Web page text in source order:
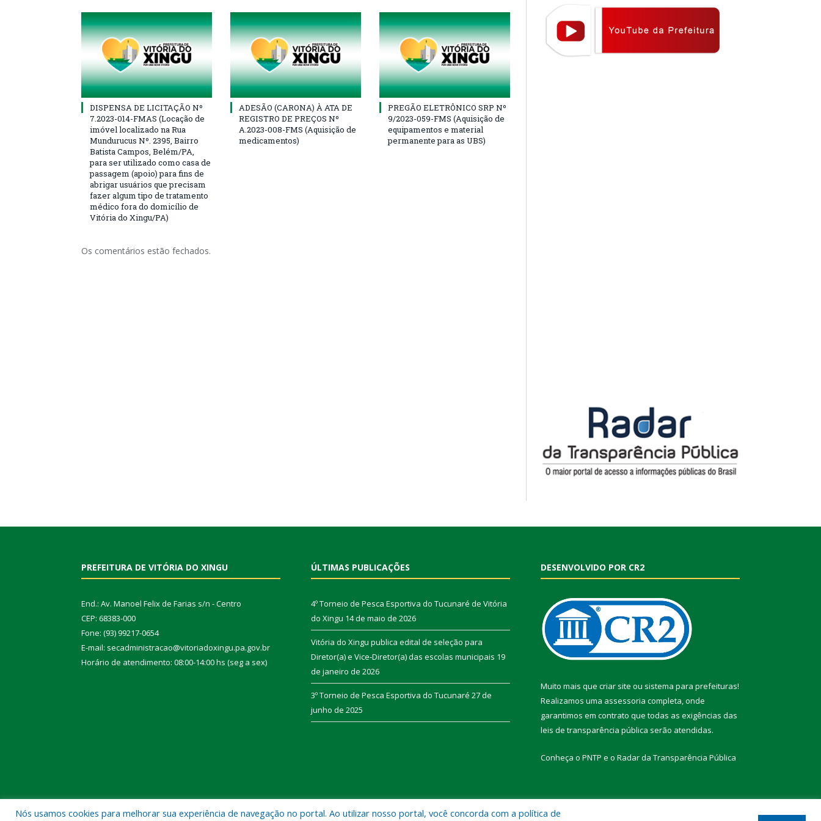
DISPENSA DE LICITAÇÃO Nº
7.2023-014-FMAS (Locação de
imóvel localizado na Rua
Mundurucus Nº. 2395, Bairro
Batista Campos, Belém/PA,
para ser utilizado como casa de
passagem (apoio) para fins de
abrigar usuários que precisam
fazer algum tipo de tratamento
médico fora do domicílio de
Vitória do Xingu/PA)
ADESÃO (CARONA) À ATA DE
REGISTRO DE PREÇOS Nº
A.2023-008-FMS (Aquisição de
medicamentos)
PREGÃO ELETRÔNICO SRP Nº
9/2023-059-FMS (Aquisição de
equipamentos e material
permanente para as UBS)
Os comentários estão fechados.
PREFEITURA DE VITÓRIA DO XINGU
End.: Av. Manoel Felix de Farias s/n - Centro
CEP: 68383-000
Fone: (93) 99217-0654
E-mail: secadministracao@vitoriadoxingu.pa.gov.br
Horário de atendimento: 08:00-14:00 hs (seg a sex)
ÚLTIMAS PUBLICAÇÕES
4º Torneio de Pesca Esportiva do Tucunaré de Vitória
do Xingu 14 de maio de 2026
Vitória do Xingu publica edital de seleção para
Diretor(a) e Vice-Diretor(a) das escolas municipais 19
de janeiro de 2026
3º Torneio de Pesca Esportiva do Tucunaré 27 de
junho de 2025
DESENVOLVIDO POR CR2
Muito mais que criar site ou sistema para prefeituras!
Realizamos uma assessoria completa, onde
garantimos em contrato que todas as exigências das
leis de transparência pública serão atendidas.
Conheça o PNTP e o Radar da Transparência Pública
Nós usamos cookies para melhorar sua experiência de navegação no portal. Ao utilizar nosso portal, você concorda com a política de